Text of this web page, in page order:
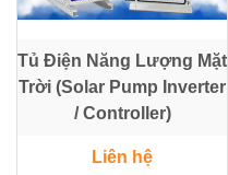
Tủ Điện Năng Lượng Mặt
Trời (Solar Pump Inverter
/ Controller)
Liên hệ